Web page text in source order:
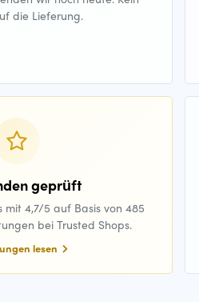
die Lieferung.
geprüft
mit 4,7/5 auf Basis von 485
bei Trusted Shops.
lesen